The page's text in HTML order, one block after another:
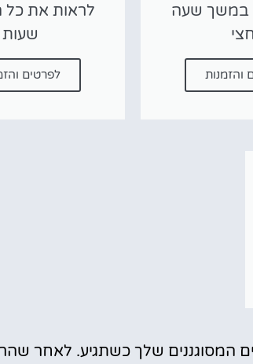
במשך שעה
והזמנות
שעות
לפרטים
המסוגננים שלך כשתגיע. לאחר